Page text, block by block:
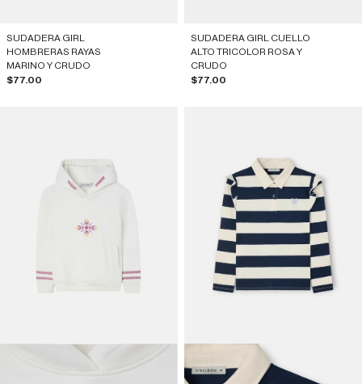
SUDADERA GIRL
HOMBRERAS RAYAS
MARINO Y CRUDO
Prix de vente
$77.00
SUDADERA GIRL CUELLO
ALTO TRICOLOR ROSA Y
CRUDO
Prix de vente
$77.00